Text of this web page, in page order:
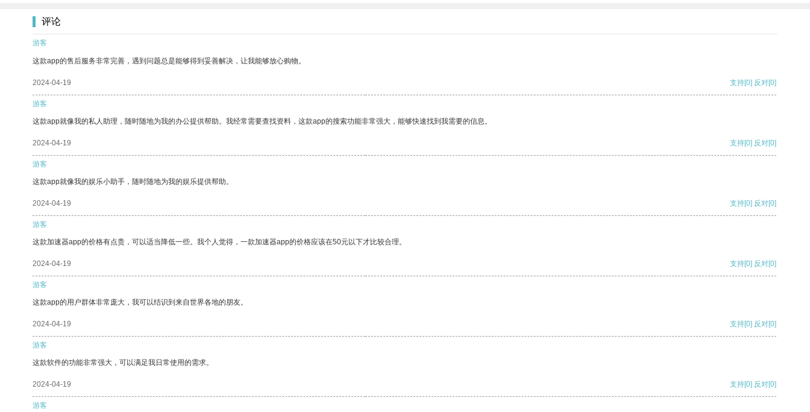
评论
游客
这款app的售后服务非常完善，遇到问题总是能够得到妥善解决，让我能够放心购物。
2024-04-19 支持[0] 反对[0]
游客
这款app就像我的私人助理，随时随地为我的办公提供帮助。我经常需要查找资料，这款app的搜索功能非常强大，能够快速找到我需要的信息。
2024-04-19 支持[0] 反对[0]
游客
这款app就像我的娱乐小助手，随时随地为我的娱乐提供帮助。
2024-04-19 支持[0] 反对[0]
游客
这款加速器app的价格有点贵，可以适当降低一些。我个人觉得，一款加速器app的价格应该在50元以下才比较合理。
2024-04-19 支持[0] 反对[0]
游客
这款app的用户群体非常庞大，我可以结识到来自世界各地的朋友。
2024-04-19 支持[0] 反对[0]
游客
这款软件的功能非常强大，可以满足我日常使用的需求。
2024-04-19 支持[0] 反对[0]
游客